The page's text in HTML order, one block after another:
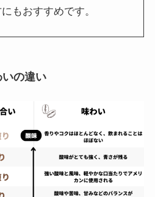
もおすすめです。
の違い